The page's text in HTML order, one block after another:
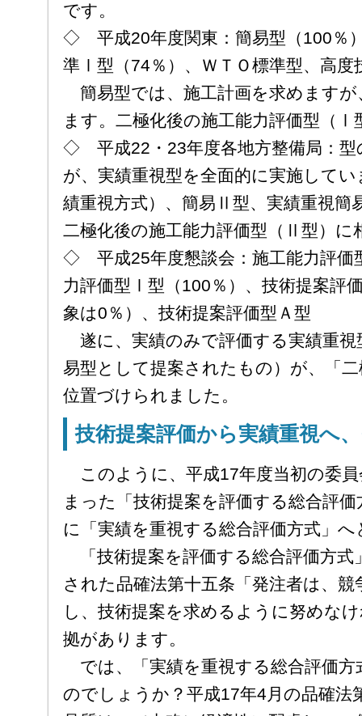
です。
◇ 平成20年度関東：簡易型（100％
準Ⅰ型（74％）、ＷＴＯ標準型、高度
簡易型では、施工計画を求めますが
ます。二極化後の施工能力評価型（Ⅰ
◇ 平成22・23年度各地方整備局：型
が、実績重視型を全面的に実施して
績重視方式）、簡易Ⅱ型、実績重視簡
二極化後の施工能力評価型（Ⅱ型）に
◇ 平成25年度懇談会：施工能力評価
力評価型Ⅰ型（100％）、技術提案評
象は0％）、技術提案評価型Ａ型
遂に、実績のみで評価する実績重視
易型として提案されたもの）が、「
位置づけられました。
技術提案評価から実績重視へ
このように、平成17年度当初の委
まった「技術提案を評価する総合評
に「実績を重視する総合評価方式」
「技術提案を評価する総合評価方式
された品確法第十五条「発注者は、
し、技術提案を求めるように努めな
拠があります。
では、「実績を重視する総合評価
のでしょうか？平成17年4月の品確法